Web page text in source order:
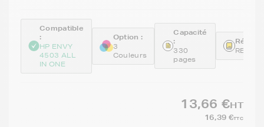
Compatible
:
HP ENVY
4503 ALL
IN ONE
Option :
3
Couleurs
Capacité
:
330
pages
13,66 €HT
16,39 €TTC